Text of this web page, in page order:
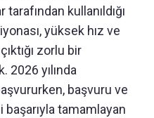
kullanıldığı
yüksek hız ve
zorlu bir
2026 yılında
başvuru ve
tamamlayan